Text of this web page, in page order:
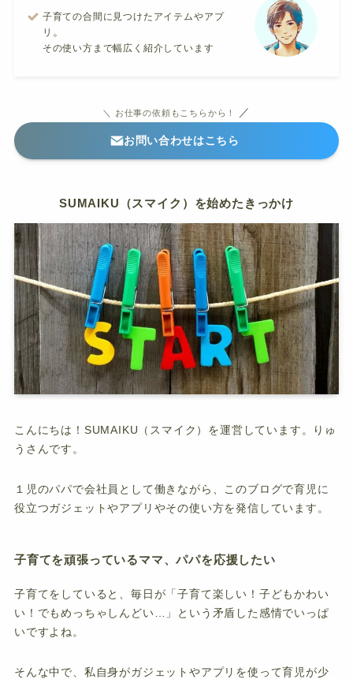
子育ての合間に見つけたアイテムやアプ
リ 。
その使い方まで幅広く紹介しています
＼ お仕事の依頼もこちらから！ ／
お問い合わせはこちら
SUMAIKU（スマイク）を始めたきっかけ
こんにちは！SUMAIKU（スマイク）を運営しています。りゅ
うさんです。
１児のパパで会社員として働きながら、このブログで育児に
役立つガジェットやアプリやその使い方を発信しています。
子育てを頑張っているママ、パパを応援したい
子育てをしていると、毎日が「子育て楽しい！子どもかわい
い！でもめっちゃしんどい…」という矛盾した感情でいっぱ
いですよね。
そんな中で、私自身がガジェットやアプリを使って育児が少